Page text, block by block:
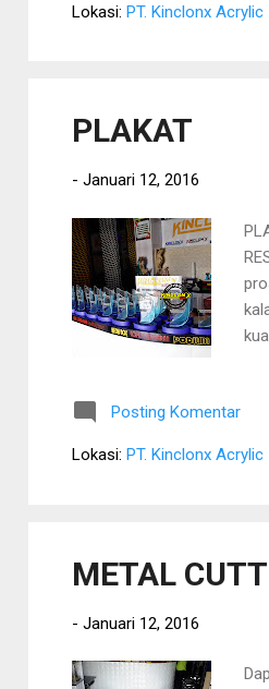
Lokasi: PT. Kinclonx
PLAKAT
- Januari 12, 2016
Posting Komentar
Lokasi: PT. Kinclonx
METAL
- Januari 12, 2016